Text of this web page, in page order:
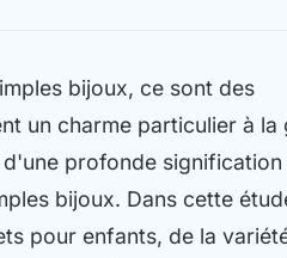
bijoux, ce sont des
un charme particulier à la
profonde signification
bijoux. Dans cette
pour enfants, de la